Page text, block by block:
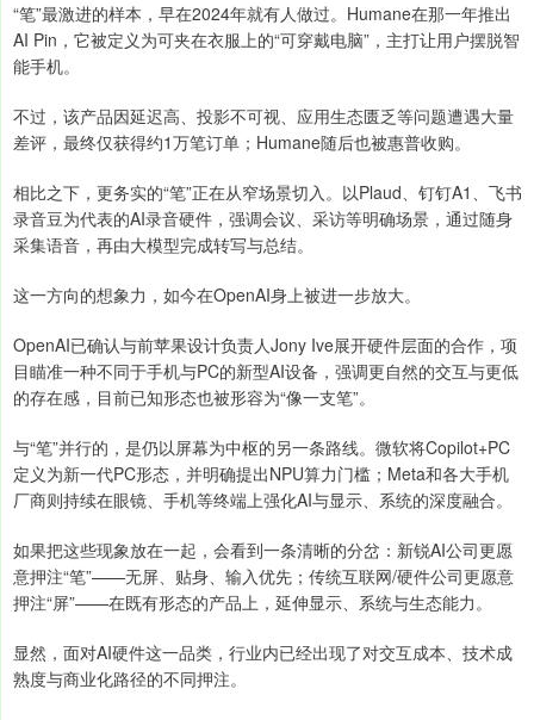
“笔”最激进的样本，早在2024年就有人做过。Humane在那一年推出
AI Pin，它被定义为可夹在衣服上的“可穿戴电脑”，主打让用户摆脱智
能手机。
不过，该产品因延迟高、投影不可视、应用生态匮乏等问题遭遇大量
差评，最终仅获得约1万笔订单；Humane随后也被惠普收购。
相比之下，更务实的“笔”正在从窄场景切入。以Plaud、钉钉A1、飞书
录音豆为代表的AI录音硬件，强调会议、采访等明确场景，通过随身
采集语音，再由大模型完成转写与总结。
这一方向的想象力，如今在OpenAI身上被进一步放大。
OpenAI已确认与前苹果设计负责人Jony Ive展开硬件层面的合作，项
目瞄准一种不同于手机与PC的新型AI设备，强调更自然的交互与更低
的存在感，目前已知形态也被形容为“像一支笔”。
与“笔”并行的，是仍以屏幕为中枢的另一条路线。微软将Copilot+PC
定义为新一代PC形态，并明确提出NPU算力门槛；Meta和各大手机
厂商则持续在眼镜、手机等终端上强化AI与显示、系统的深度融合。
如果把这些现象放在一起，会看到一条清晰的分岔：新锐AI公司更愿
意押注“笔”——无屏、贴身、输入优先；传统互联网/硬件公司更愿意
押注“屏”——在既有形态的产品上，延伸显示、系统与生态能力。
显然，面对AI硬件这一品类，行业内已经出现了对交互成本、技术成
熟度与商业化路径的不同押注。